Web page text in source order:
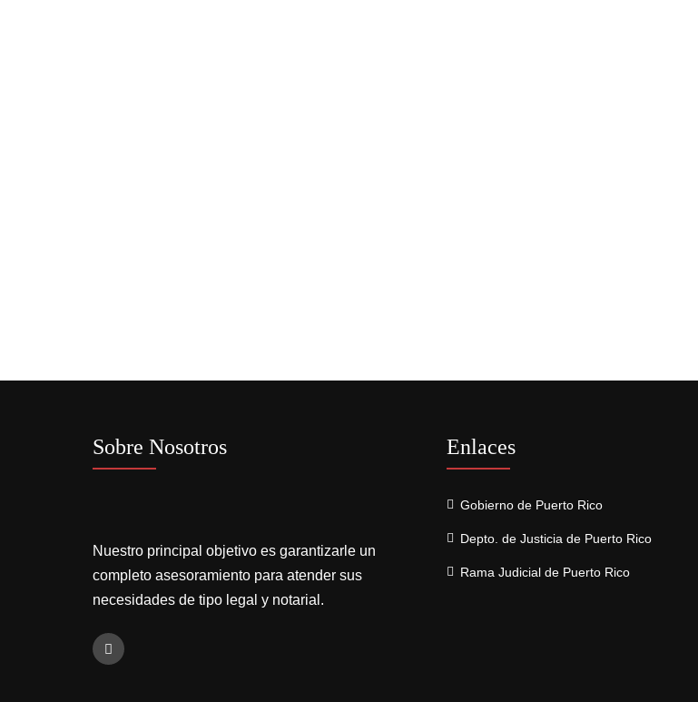
Sobre Nosotros
Nuestro principal objetivo es garantizarle un
completo asesoramiento para atender sus
necesidades de tipo legal y notarial.
Enlaces
Gobierno de Puerto Rico
Depto. de Justicia de Puerto Rico
Rama Judicial de Puerto Rico